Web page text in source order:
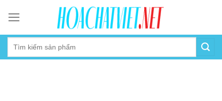
content